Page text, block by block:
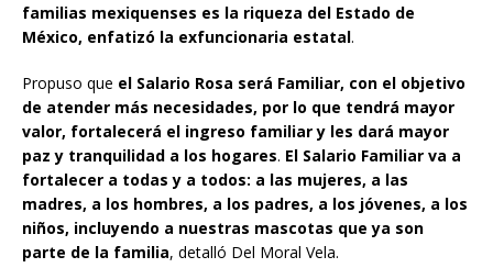
familias mexiquenses es la riqueza del Estado de
México, enfatizó la exfuncionaria estatal.
Propuso que el Salario Rosa será Familiar, con el objetivo
de atender más necesidades, por lo que tendrá mayor
valor, fortalecerá el ingreso familiar y les dará mayor
paz y tranquilidad a los hogares. El Salario Familiar va a
fortalecer a todas y a todos: a las mujeres, a las
madres, a los hombres, a los padres, a los jóvenes, a los
niños, incluyendo a nuestras mascotas que ya son
parte de la familia, detalló Del Moral Vela.